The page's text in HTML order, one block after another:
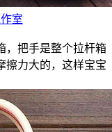
室
，把手是整个拉杆箱
擦力大的，这样宝宝